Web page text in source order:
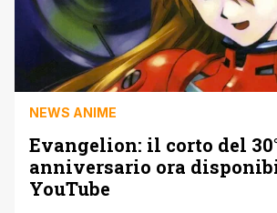
NEWS ANIME
Evangelion: il corto del
anniversario ora
YouTube